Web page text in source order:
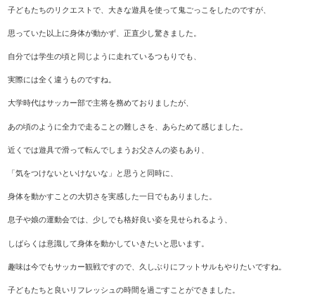
子どもたちのリクエストで、大きな遊具を使って鬼ごっこをしたのですが、
思っていた以上に身体が動かず、正直少し驚きました。
自分では学生の頃と同じように走れているつもりでも、
実際には全く違うものですね。
大学時代はサッカー部で主将を務めておりましたが、
あの頃のように全力で走ることの難しさを、あらためて感じました。
近くでは遊具で滑って転んでしまうお父さんの姿もあり、
「気をつけないといけないな」と思うと同時に、
身体を動かすことの大切さを実感した一日でもありました。
息子や娘の運動会では、少しでも格好良い姿を見せられるよう、
しばらくは意識して身体を動かしていきたいと思います。
趣味は今でもサッカー観戦ですので、久しぶりにフットサルもやりたいですね。
子どもたちと良いリフレッシュの時間を過ごすことができました。